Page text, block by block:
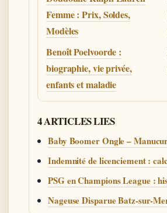
Femme : Prix, Soldes,
Modèles
Benoît Poelvoorde :
biographie, vie privée,
enfants et maladie
4 ARTICLES LIES
Baby Boomer Ongle –
Indemnité de licenciement :
PSG en Champions League :
Nageuse Disparue Batz-sur-